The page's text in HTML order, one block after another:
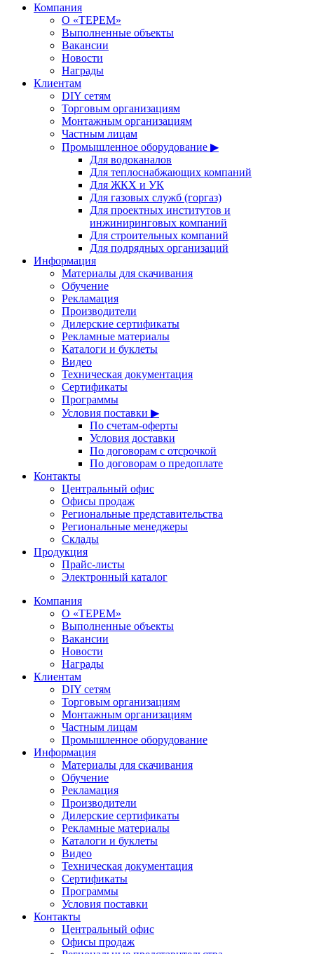
Компания
О «ТЕРЕМ»
Выполненные объекты
Вакансии
Новости
Награды
Клиентам
DIY сетям
Торговым организациям
Монтажным организациям
Частным лицам
Промышленное оборудование ▶
Для водоканалов
Для теплоснабжающих компаний
Для ЖКХ и УК
Для газовых служб (горгаз)
Для проектных институтов и
инжиниринговых компаний
Для строительных компаний
Для подрядных организаций
Информация
Материалы для скачивания
Обучение
Рекламация
Производители
Дилерские сертификаты
Рекламные материалы
Каталоги и буклеты
Видео
Техническая документация
Сертификаты
Программы
Условия поставки ▶
По счетам-оферты
Условия доставки
По договорам с отсрочкой
По договорам о предоплате
Контакты
Центральный офис
Офисы продаж
Региональные представительства
Региональные менеджеры
Склады
Продукция
Прайс-листы
Электронный каталог
Компания
О «ТЕРЕМ»
Выполненные объекты
Вакансии
Новости
Награды
Клиентам
DIY сетям
Торговым организациям
Монтажным организациям
Частным лицам
Промышленное оборудование
Информация
Материалы для скачивания
Обучение
Рекламация
Производители
Дилерские сертификаты
Рекламные материалы
Каталоги и буклеты
Видео
Техническая документация
Сертификаты
Программы
Условия поставки
Контакты
Центральный офис
Офисы продаж